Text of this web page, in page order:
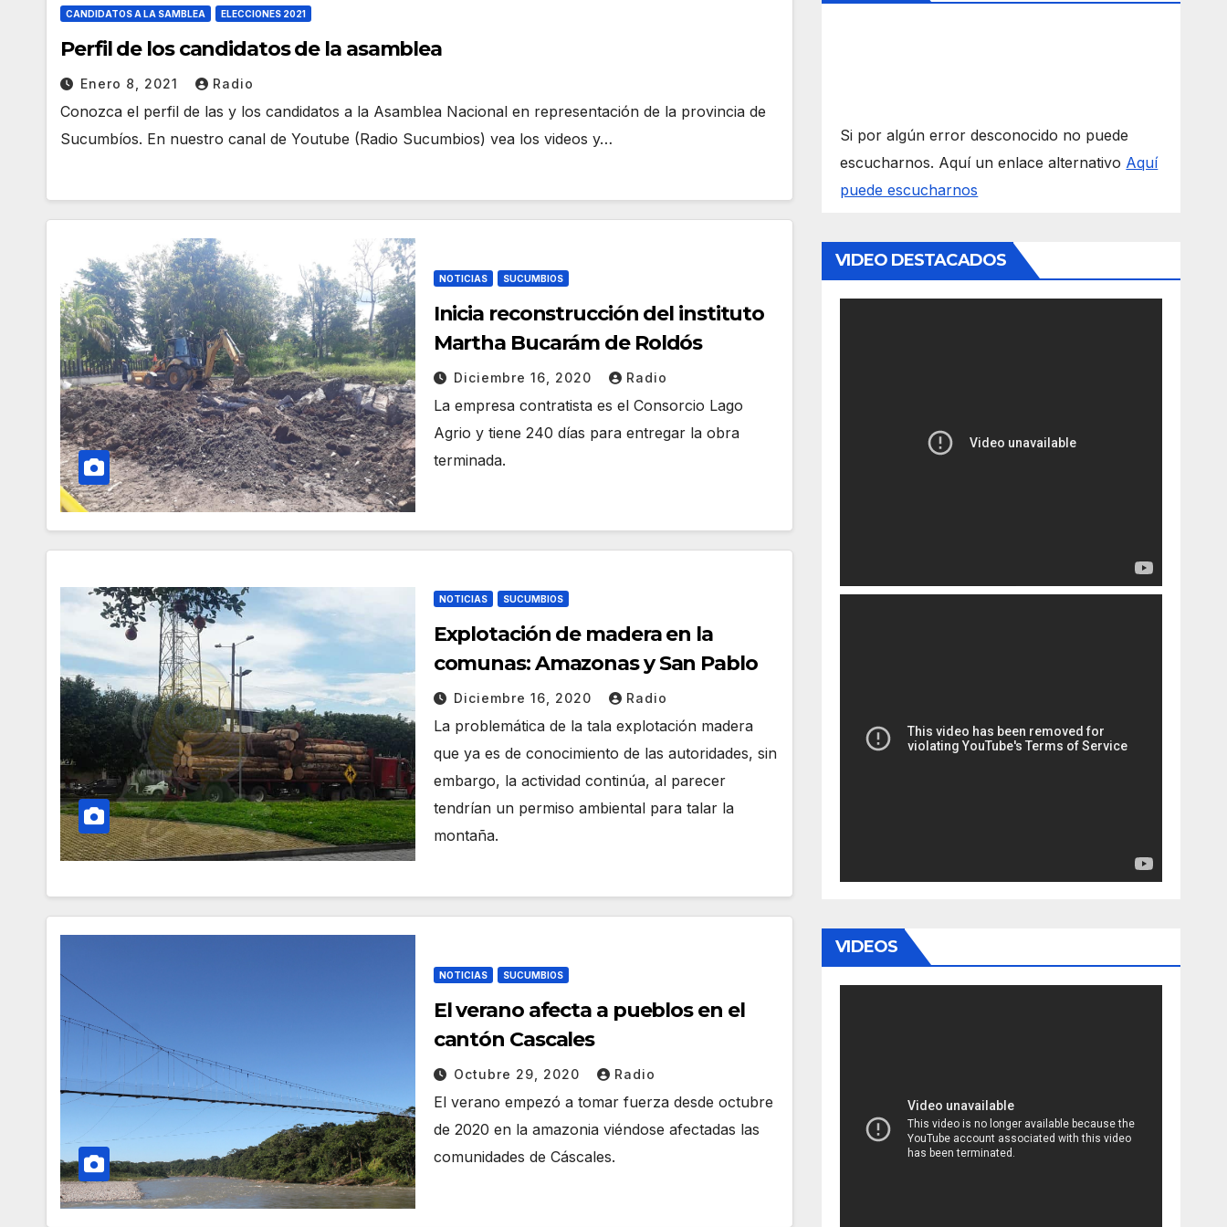
CANDIDATOS A LA SAMBLEA ELECCIONES 2021
Perfil de los candidatos de la asamblea
Enero 8, 2021 Radio
Conozca el perfil de las y los candidatos a la Asamblea Nacional en representación de la provincia de
Sucumbíos. En nuestro canal de Youtube (Radio Sucumbios) vea los videos y…
NOTICIAS SUCUMBIOS
Inicia reconstrucción del instituto
Martha Bucarám de Roldós
Diciembre 16, 2020 Radio
La empresa contratista es el Consorcio Lago
Agrio y tiene 240 días para entregar la obra
terminada.
NOTICIAS SUCUMBIOS
Explotación de madera en la
comunas: Amazonas y San Pablo
Diciembre 16, 2020 Radio
La problemática de la tala explotación madera
que ya es de conocimiento de las autoridades, sin
embargo, la actividad continúa, al parecer
tendrían un permiso ambiental para talar la
montaña.
NOTICIAS SUCUMBIOS
El verano afecta a pueblos en el
cantón Cascales
Octubre 29, 2020 Radio
El verano empezó a tomar fuerza desde octubre
de 2020 en la amazonia viéndose afectadas las
comunidades de Cáscales.
Si por algún error desconocido no puede
escucharnos. Aquí un enlace alternativo Aquí
puede escucharnos
VIDEO DESTACADOS
VIDEOS